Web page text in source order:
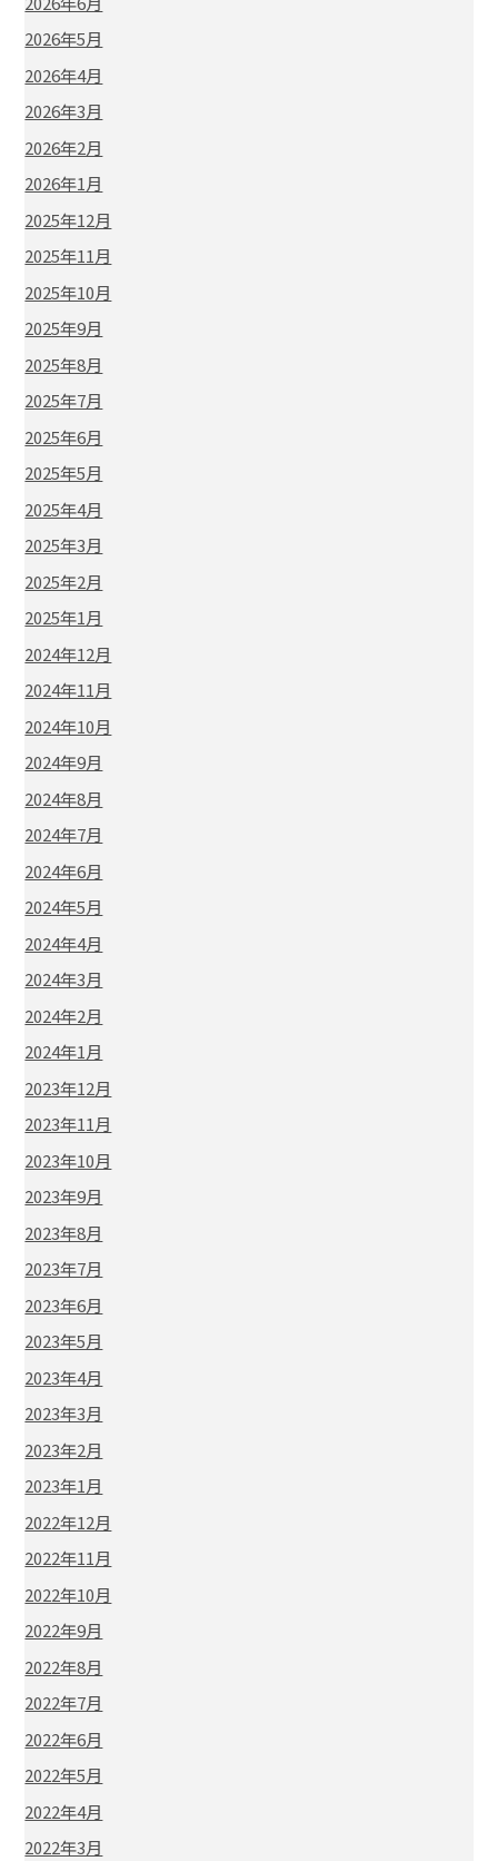
2026年5月
2026年4月
2026年3月
2026年2月
2026年1月
2025年12月
2025年11月
2025年10月
2025年9月
2025年8月
2025年7月
2025年6月
2025年5月
2025年4月
2025年3月
2025年2月
2025年1月
2024年12月
2024年11月
2024年10月
2024年9月
2024年8月
2024年7月
2024年6月
2024年5月
2024年4月
2024年3月
2024年2月
2024年1月
2023年12月
2023年11月
2023年10月
2023年9月
2023年8月
2023年7月
2023年6月
2023年5月
2023年4月
2023年3月
2023年2月
2023年1月
2022年12月
2022年11月
2022年10月
2022年9月
2022年8月
2022年7月
2022年6月
2022年5月
2022年4月
2022年3月